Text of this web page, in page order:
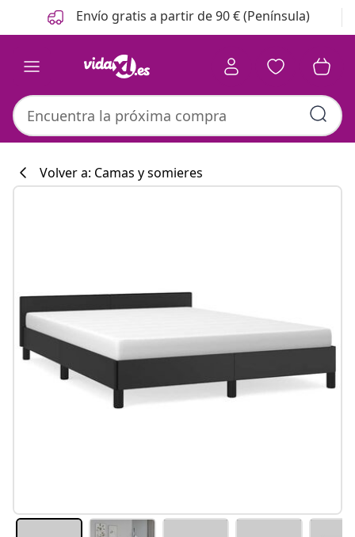
Anterior
Siguiente Envío gratis a partir de 90 € (Península)
Volver a: Camas y somieres